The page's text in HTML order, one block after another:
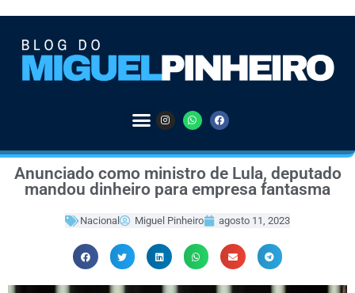
Anunciado como ministro de Lula, deputado
mandou dinheiro para empresa fantasma
Nacional Miguel Pinheiro agosto 11, 2023